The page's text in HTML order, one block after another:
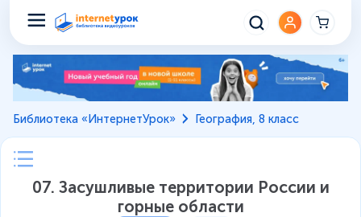
Библиотека «ИнтернетУрок» География, 8 класс
07. Засушливые территории России и
горные области